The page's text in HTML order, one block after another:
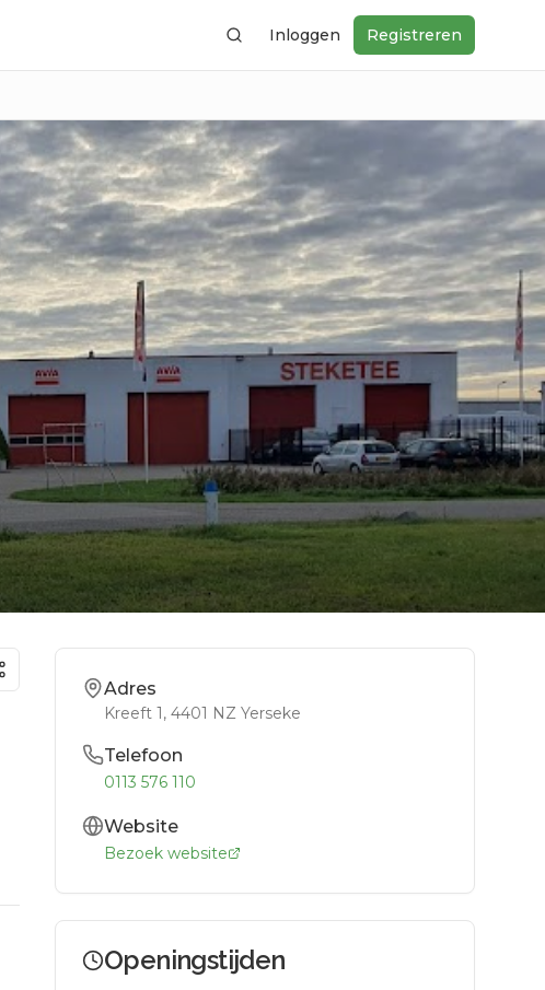
ZoekenInloggen Registreren
Adres
Kreeft 1, 4401 NZ Yerseke
Telefoon
0113 576 110
Website
Bezoek website
Openingstijden